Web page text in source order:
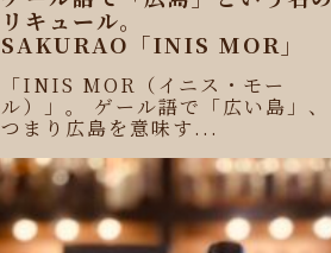
リキュール。
SAKURAO「INIS MOR」
「INIS MOR（イニス・モー
ル）」。 ゲール語で「広い島」、
つまり広島を意味す...